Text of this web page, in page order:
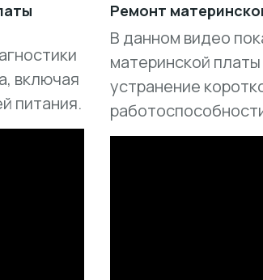
включая
питания.
Ремонт
В данном видео
материнской
устранение